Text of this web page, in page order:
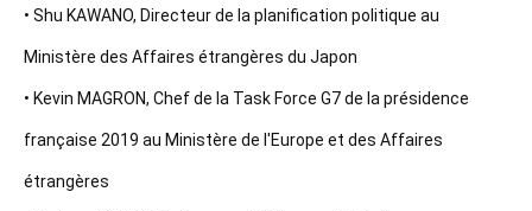
• Shu KAWANO, Directeur de la planification politique au
Ministère des Affaires étrangères du Japon
• Kevin MAGRON, Chef de la Task Force G7 de la présidence
française 2019 au Ministère de l'Europe et des Affaires
étrangères